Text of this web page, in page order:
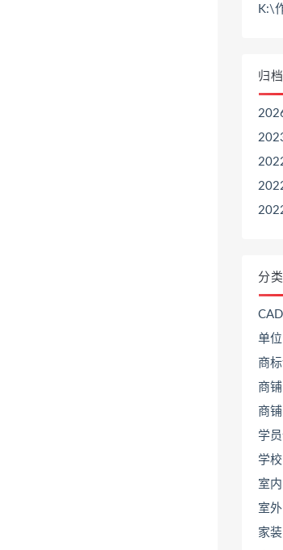
K:\
归档
分类
CAD
单位
商
商铺
商铺
学
学校
室内
室外
家装